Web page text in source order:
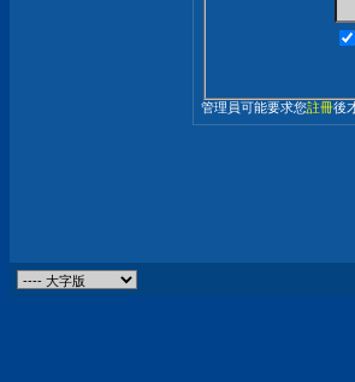
管理員可能要求您註冊後